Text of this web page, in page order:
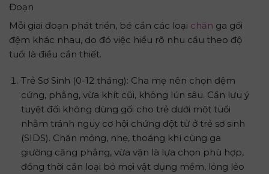
Đoạn
Mỗi giai đoạn phát triển, bé cần các loại chăn ga gối
đệm khác nhau, do đó việc hiểu rõ nhu cầu theo độ
tuổi là điều cần thiết.
Trẻ Sơ Sinh (0-12 tháng): Cha mẹ nên chọn đệm
cứng, phẳng, vừa khít cũi, không lún sâu. Cần lưu ý
tuyệt đối không dùng gối cho trẻ dưới một tuổi
nhằm tránh nguy cơ hội chứng đột tử ở trẻ sơ sinh
(SIDS). Chăn mỏng, nhẹ, thoáng khí cùng ga
giường căng phẳng, vừa vặn là lựa chọn phù hợp,
đồng thời cần loại bỏ mọi vật dụng mềm, lỏng lẻo